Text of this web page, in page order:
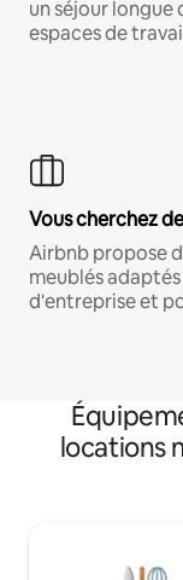
un séjour
espaces de
Vous cherchez
Airbnb propose
meublés
d'entreprise et
locations